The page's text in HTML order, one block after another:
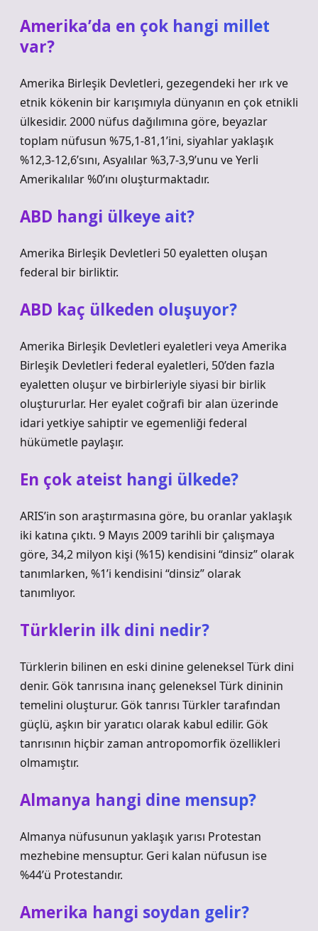
Amerika’da en çok hangi millet
var?
Amerika Birleşik Devletleri, gezegendeki her ırk ve
etnik kökenin bir karışımıyla dünyanın en çok etnikli
ülkesidir. 2000 nüfus dağılımına göre, beyazlar
toplam nüfusun %75,1-81,1’ini, siyahlar yaklaşık
%12,3-12,6’sını, Asyalılar %3,7-3,9’unu ve Yerli
Amerikalılar %0’ını oluşturmaktadır.
ABD hangi ülkeye ait?
Amerika Birleşik Devletleri 50 eyaletten oluşan
federal bir birliktir.
ABD kaç ülkeden oluşuyor?
Amerika Birleşik Devletleri eyaletleri veya Amerika
Birleşik Devletleri federal eyaletleri, 50’den fazla
eyaletten oluşur ve birbirleriyle siyasi bir birlik
oluştururlar. Her eyalet coğrafi bir alan üzerinde
idari yetkiye sahiptir ve egemenliği federal
hükümetle paylaşır.
En çok ateist hangi ülkede?
ARIS’in son araştırmasına göre, bu oranlar yaklaşık
iki katına çıktı. 9 Mayıs 2009 tarihli bir çalışmaya
göre, 34,2 milyon kişi (%15) kendisini “dinsiz” olarak
tanımlarken, %1’i kendisini “dinsiz” olarak
tanımlıyor.
Türklerin ilk dini nedir?
Türklerin bilinen en eski dinine geleneksel Türk dini
denir. Gök tanrısına inanç geleneksel Türk dininin
temelini oluşturur. Gök tanrısı Türkler tarafından
güçlü, aşkın bir yaratıcı olarak kabul edilir. Gök
tanrısının hiçbir zaman antropomorfik özellikleri
olmamıştır.
Almanya hangi dine mensup?
Almanya nüfusunun yaklaşık yarısı Protestan
mezhebine mensuptur. Geri kalan nüfusun ise
%44’ü Protestandır.
Amerika hangi soydan gelir?